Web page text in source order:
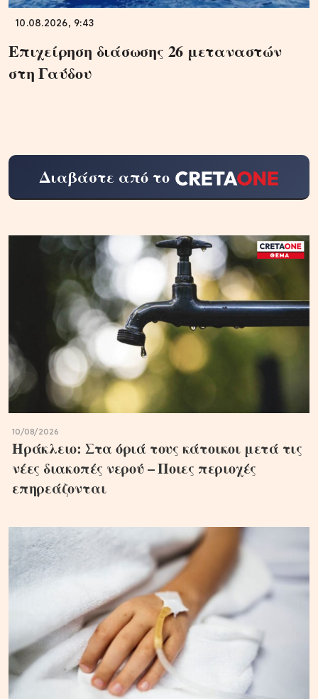
10.08.2026, 9:43
Επιχείρηση διάσωσης 26 μεταναστών
στη Γαύδου
Διαβάστε από το
10/08/2026
Ηράκλειο: Στα όριά τους κάτοικοι μετά τις
νέες διακοπές νερού – Ποιες περιοχές
επηρεάζονται